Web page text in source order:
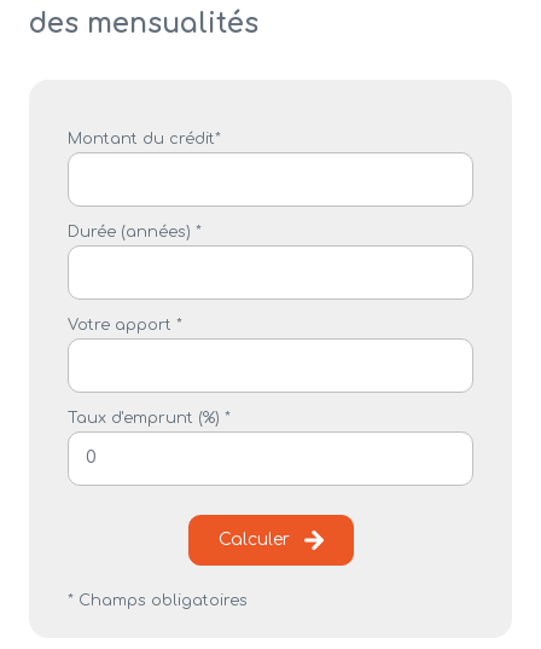
des mensualités
Montant du crédit*
Durée (années) *
Votre apport *
Taux d'emprunt (%) *
Calculer
* Champs obligatoires